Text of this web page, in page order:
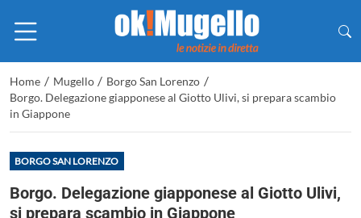
Home / Mugello / Borgo San Lorenzo /
Borgo. Delegazione giapponese al Giotto Ulivi, si prepara scambio
in Giappone
BORGO SAN LORENZO
Borgo. Delegazione giapponese al Giotto Ulivi,
si prepara scambio in Giappone